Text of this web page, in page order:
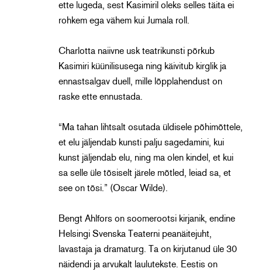
ette lugeda, sest Kasimiril oleks selles täita ei
rohkem ega vähem kui Jumala roll.
Charlotta naiivne usk teatrikunsti põrkub
Kasimiri küünilisusega ning käivitub kirglik ja
ennastsalgav duell, mille lõpplahendust on
raske ette ennustada.
“Ma tahan lihtsalt osutada üldisele põhimõttele,
et elu jäljendab kunsti palju sagedamini, kui
kunst jäljendab elu, ning ma olen kindel, et kui
sa selle üle tõsiselt järele mõtled, leiad sa, et
see on tõsi.” (Oscar Wilde).
Bengt Ahlfors on soomerootsi kirjanik, endine
Helsingi Svenska Teaterni peanäitejuht,
lavastaja ja dramaturg. Ta on kirjutanud üle 30
näidendi ja arvukalt laulutekste. Eestis on